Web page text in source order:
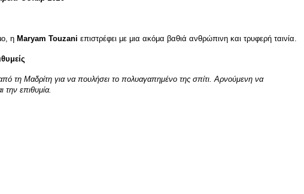
η Maryam Touzani επιστρέφει με μια ακόμα βαθιά ανθρώπινη και τρυφερή ταινία.
τη Μαδρίτη για να πουλήσει το πολυαγαπημένο της σπίτι. Αρνούμενη να
την επιθυμία.